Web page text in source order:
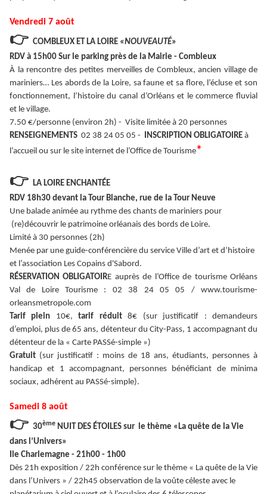
Vendredi 7 août
👉 COMBLEUX ET LA LOIRE «NOUVEAUTÉ»
RDV à 15h00 Sur le parking près de la Mairie - Combleux
À la rencontre des petites merveilles de Combleux, ancien village de
mariniers… Les abords de la Loire, sa faune et sa flore, l’écluse et son
fonctionnement, l’histoire du canal d’Orléans et le commerce fluvial
et le village.
7.50 €/personne (environ 2h) - Visite limitée à 20 personnes
RENSEIGNEMENTS 02 38 24 05 05 - INSCRIPTION OBLIGATOIRE à
l’accueil ou sur le site internet de l’Office de Tourisme*
👉 LA LOIRE ENCHANTÉE
RDV 18h30 devant la Tour Blanche, rue de la Tour Neuve
Une balade animée au rythme des chants de mariniers pour
(re)découvrir le patrimoine orléanais des bords de Loire.
Limité à 30 personnes (2h)
Menée par une guide-conférencière du service Ville d’art et d’histoire
et l’association Les Copains d'Sabord.
RÉSERVATION OBLIGATOIRE auprès de l’Office de tourisme Orléans
Val de Loire Tourisme : 02 38 24 05 05 / www.tourisme-
orleansmetropole.com
Tarif plein 10€,tarif réduit8€ (sur justificatif : demandeurs
d’emploi, plus de 65 ans, détenteur du City-Pass, 1 accompagnant du
détenteur de la « Carte PASSé-simple »)
Gratuit (sur justificatif : moins de 18 ans, étudiants, personnes à
handicap et 1 accompagnant, personnes bénéficiant de minima
sociaux, adhérent au PASSé-simple).
Samedi 8 août
👉 30ème NUIT DES ÉTOILES sur le thème «La quête de la Vie
dans l’Univers»
Ile Charlemagne - 21h00 - 1h00
Dès 21h exposition / 22h conférence sur le thème « La quête de la Vie
dans l’Univers » / 22h45 observation de la voûte céleste avec le